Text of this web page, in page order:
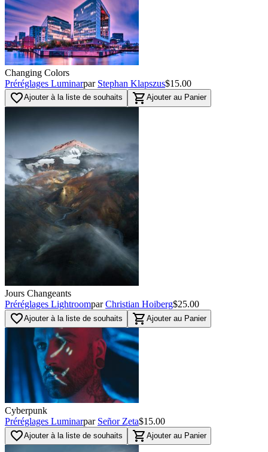
Changing Colors
Préréglages Luminarpar Stephan Klapszus$15.00
favorite_borderAjouter à la liste de souhaits shopping_cart Ajouter au Panier
Jours Changeants
Préréglages Lightroompar Christian Hoiberg$25.00
favorite_borderAjouter à la liste de souhaits shopping_cart Ajouter au Panier
Cyberpunk
Préréglages Luminarpar Señor Zeta$15.00
favorite_borderAjouter à la liste de souhaits shopping_cart Ajouter au Panier